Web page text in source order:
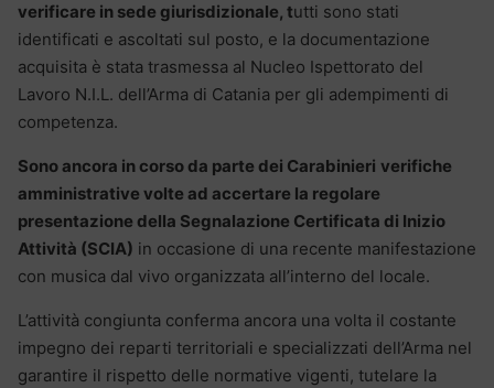
verificare in sede giurisdizionale, tutti sono stati
identificati e ascoltati sul posto, e la documentazione
acquisita è stata trasmessa al Nucleo Ispettorato del
Lavoro N.I.L. dell’Arma di Catania per gli adempimenti di
competenza.
Sono ancora in corso da parte dei Carabinieri verifiche
amministrative volte ad accertare la regolare
presentazione della Segnalazione Certificata di Inizio
Attività (SCIA) in occasione di una recente manifestazione
con musica dal vivo organizzata all’interno del locale.
L’attività congiunta conferma ancora una volta il costante
impegno dei reparti territoriali e specializzati dell’Arma nel
garantire il rispetto delle normative vigenti, tutelare la